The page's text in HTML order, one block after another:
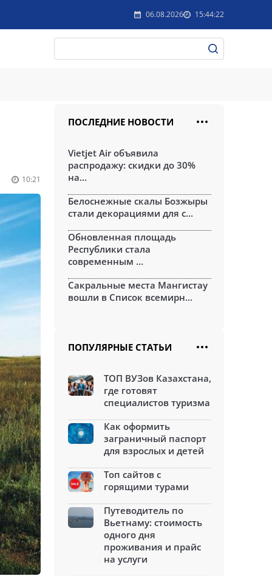
06.08.2026 15:44:22
10:21
ПОСЛЕДНИЕ НОВОСТИ
Vietjet Air объявила
распродажу: скидки до 30%
на...
Белоснежные скалы Бозжыры
стали декорациями для с...
Обновленная площадь
Республики стала
современным ...
Сакральные места Мангистау
вошли в Список всемирн...
ПОПУЛЯРНЫЕ СТАТЬИ
ТОП ВУЗов Казахстана,
где готовят
специалистов туризма
Как оформить
заграничный паспорт
для взрослых и детей
Топ сайтов с
горящими турами
Путеводитель по
Вьетнаму: стоимость
одного дня
проживания и прайс
на услуги